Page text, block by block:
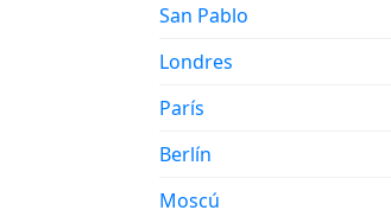
San Pablo
Londres
París
Berlín
Moscú